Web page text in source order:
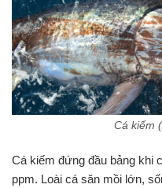
Cá kiếm
Cá kiếm đứng đầu bảng khi
ppm. Loài cá săn mồi lớn,